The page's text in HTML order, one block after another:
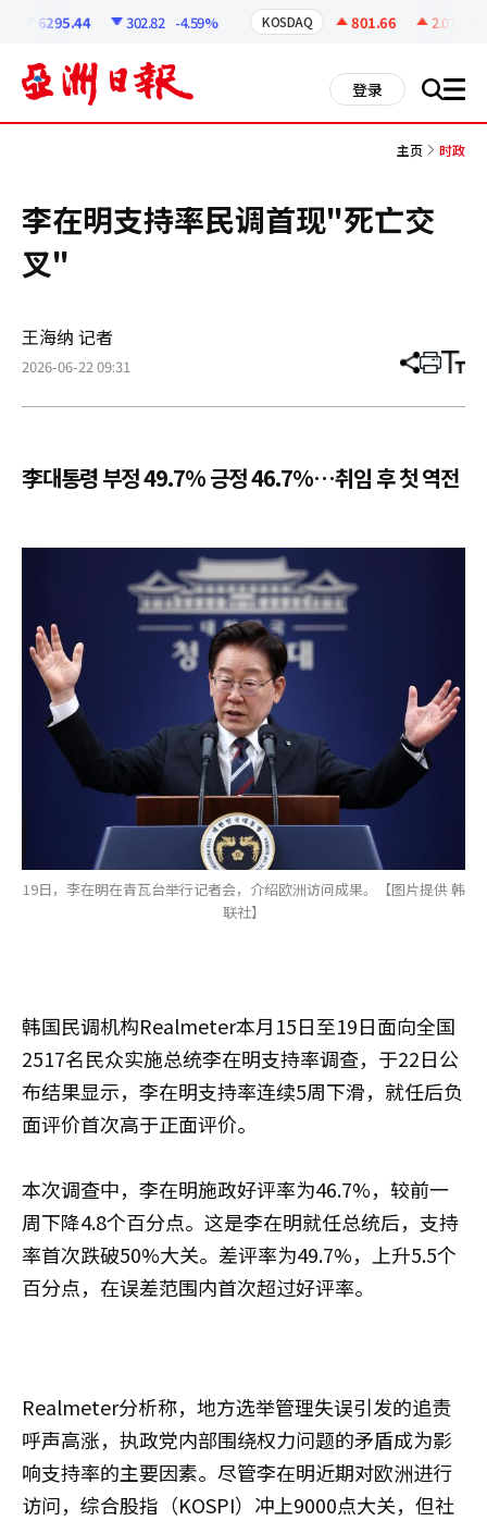
6295.44 302.82 -4.59% KOSDAQ 801.66 2.07
登录 搜 all
主页 时政
李在明支持率民调首现"死亡交
叉"
王海纳 记者
2026-06-22 09:31 分
章
打 调
小
李대통령 부정 49.7% 긍정 46.7%…취임 후 첫 역전
19日，李在明在青瓦台举行记者会，介绍欧洲访问成果。【图片提供 韩
联社】
韩国民调机构Realmeter本月15日至19日面向全国
2517名民众实施总统李在明支持率调查，于22日公
布结果显示，李在明支持率连续5周下滑，就任后负
面评价首次高于正面评价。
本次调查中，李在明施政好评率为46.7%，较前一
周下降4.8个百分点。这是李在明就任总统后，支持
率首次跌破50%大关。差评率为49.7%，上升5.5个
百分点，在误差范围内首次超过好评率。
Realmeter分析称，地方选举管理失误引发的追责
呼声高涨，执政党内部围绕权力问题的矛盾成为影
响支持率的主要因素。尽管李在明近期对欧洲进行
访问，综合股指（KOSPI）冲上9000点大关，但社